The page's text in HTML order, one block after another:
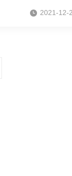
2021-12-